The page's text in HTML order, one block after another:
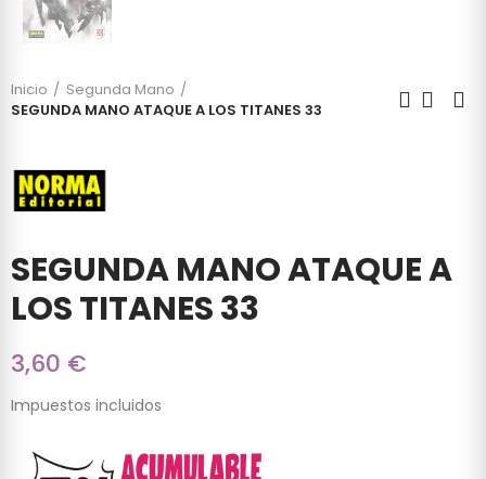
Inicio
Segunda Mano
SEGUNDA MANO ATAQUE A LOS TITANES 33
SEGUNDA MANO ATAQUE A
LOS TITANES 33
3,60 €
Impuestos incluidos